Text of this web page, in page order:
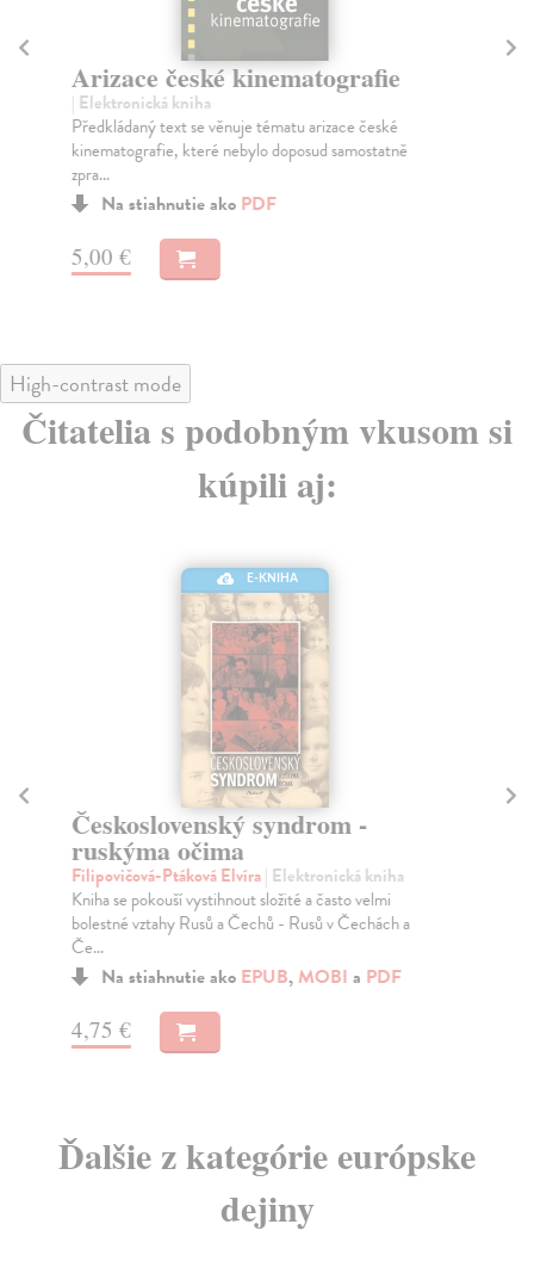
Arizace české kinematografie
| Elektronická kniha
Předkládaný text se věnuje tématu arizace české
kinematografie, které nebylo doposud samostatně
zpra...
Na stiahnutie ako PDF
5,00 €
High-contrast mode
Čitatelia s podobným vkusom si
kúpili aj:
E-KNIHA
Československý syndrom -
ruskýma očima
Filipovičová-Ptáková Elvíra| Elektronická kniha
Kniha se pokouší vystihnout složité a často velmi
bolestné vztahy Rusů a Čechů - Rusů v Čechách a
Če...
Na stiahnutie ako EPUB,MOBI a PDF
4,75 €
Ďalšie z kategórie európske
dejiny